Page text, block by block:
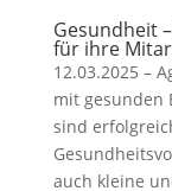
Gesundheit
für ihre
12.03.2025 –
mit gesunden
sind
auch kleine